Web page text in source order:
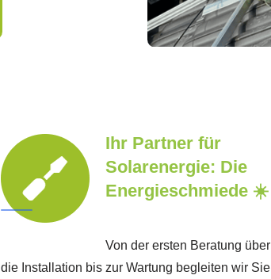
Ihr Partner für
Solarenergie: Die
Energieschmiede ☀️
Von der ersten Beratung über
die Installation bis zur Wartung begleiten wir Sie